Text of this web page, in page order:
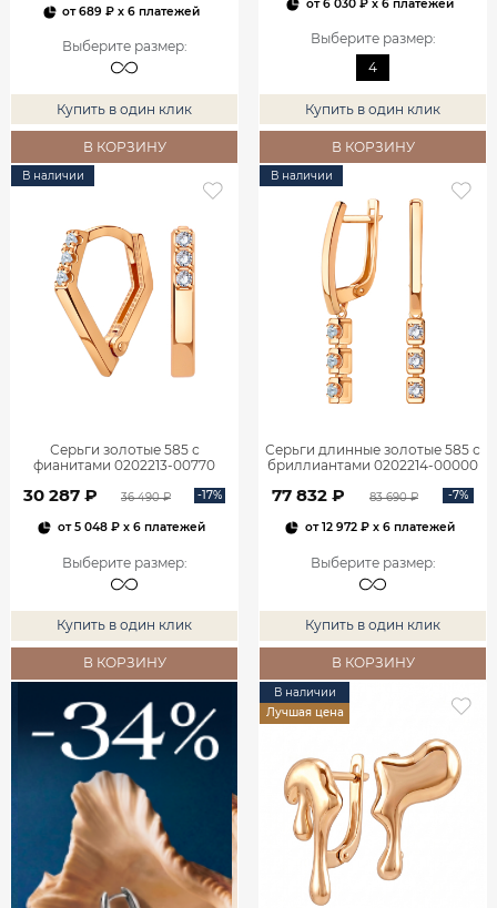
от689 ₽ x 6 платежей
Выберите размер:
Купить в один клик
В КОРЗИНУ
от6 030 ₽x 6 платежей
Выберите размер:
4
Купить в один клик
В КОРЗИНУ
В наличии
Серьги золотые 585 с
фианитами 0202213-00770
30 287 ₽ 36 490 ₽ -17%
от5 048 ₽x 6 платежей
Выберите размер:
Купить в один клик
В КОРЗИНУ
В наличии
Серьги длинные золотые 585 с
бриллиантами 0202214-00000
77 832 ₽ 83 690 ₽ -7%
от12 972 ₽x 6 платежей
Выберите размер:
Купить в один клик
В КОРЗИНУ
В наличии
Лучшая цена